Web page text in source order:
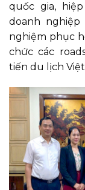
quốc gia,
doanh
nghiệm phục
chức các
tiến du lịch